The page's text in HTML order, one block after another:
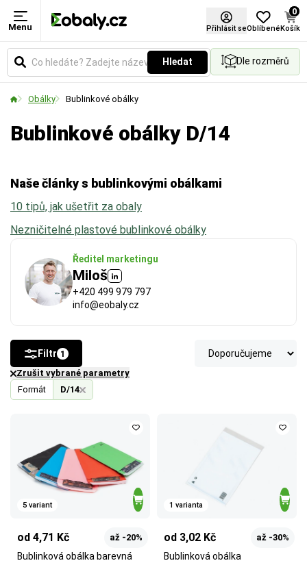
Menu Přihlásit seOblíbené
0
Košík
Hledat Dle rozměrů
Obálky Bublinkové obálky
Bublinkové obálky D/14
Ředitel marketingu
Miloš
+420 499 979 797
info@eobaly.cz
Naše články s bublinkovými obálkami
10 tipů, jak ušetřit za obaly
Nezničitelné plastové bublinkové obálky
Formát D/14
Zrušit vybrané parametry
Filtr 1
5 variant
od 4,71 Kč až -20%
Bublinková obálka barevná
1 varianta
od 3,02 Kč až -30%
Bublinková obálka
Délka
Udává reálnou vnitřní délku obálky. Klíčový rozměr
pohodlně vejde dovnitř.
Šířka
Udává reálnou vnitřní šířku obálky. Klíčový rozměr
pohodlně vejde dovnitř.
Formát
Vyberte si produkt podle standardních formátů.